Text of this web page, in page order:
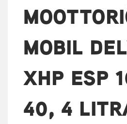
MOBIL
XHP ESP
40, 4